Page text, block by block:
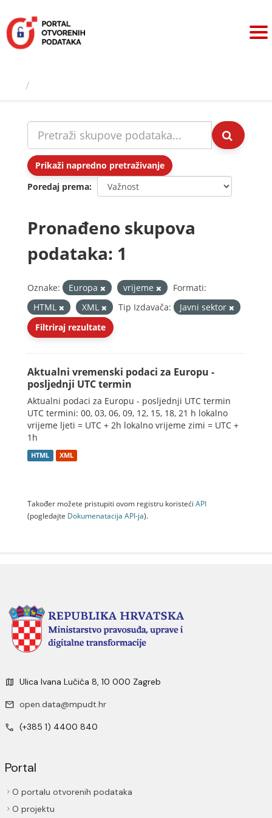
sadržaj
Prikaži napredno pretraživanje
Poredaj prema
Pronađeno skupova
podataka: 1
Oznake: Europa vrijeme
Formati:
HTML
XML Tip Izdavača:
Javni sektor
Filtriraj rezultate
Aktualni vremenski podaci za Europu -
posljednji UTC termin
Aktualni podaci za Europu - posljednji UTC termin
UTC termini: 00, 03, 06, 09, 12, 15, 18, 21 h lokalno
vrijeme ljeti = UTC + 2h lokalno vrijeme zimi = UTC +
1h
HTML XML
Također možete pristupiti ovom registru koristeći API
(pogledajte Dokumenаtаcijа API-jа).